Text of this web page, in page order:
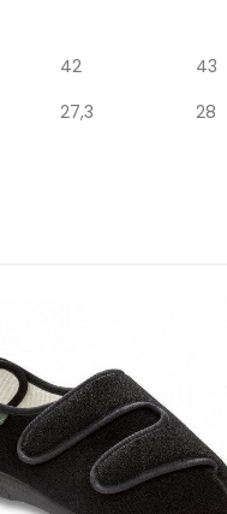
42 43
27,3 28